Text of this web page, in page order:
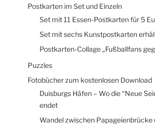
Postkarten im Set und Einzeln
Set mit 11 Essen-Postkarten für 5
Set mit sechs Kunstpostkarten
Postkarten-Collage „Fußballfans
Puzzles
Fotobücher zum kostenlosen Download
Duisburgs Häfen – Wo die “Neue
endet
Wandel zwischen Papageienbrücke